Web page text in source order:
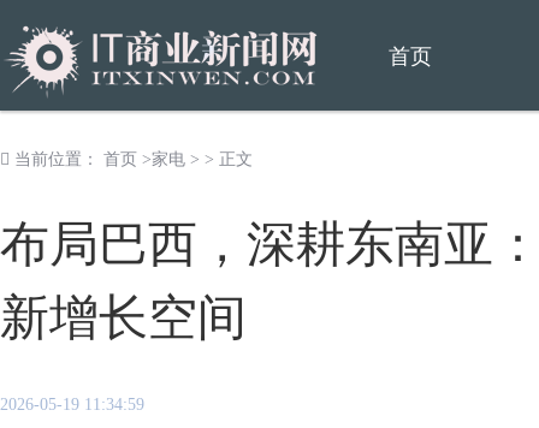
首页
当前位置： 首页 >家电 > > 正文
布局巴西，深耕东南亚
新增长空间
2026-05-19 11:34:59